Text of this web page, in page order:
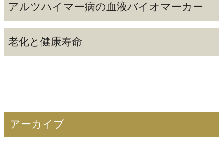
アルツハイマー病の血液バイオマーカー
老化と健康寿命
アーカイブ